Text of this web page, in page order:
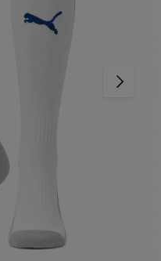
VOLGENDE